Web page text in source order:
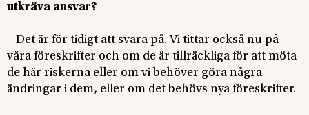
utkräva ansvar?
– Det är för tidigt att svara på. Vi tittar också nu på
våra föreskrifter och om de är tillräckliga för att möta
de här riskerna eller om vi behöver göra några
ändringar i dem, eller om det behövs nya föreskrifter.